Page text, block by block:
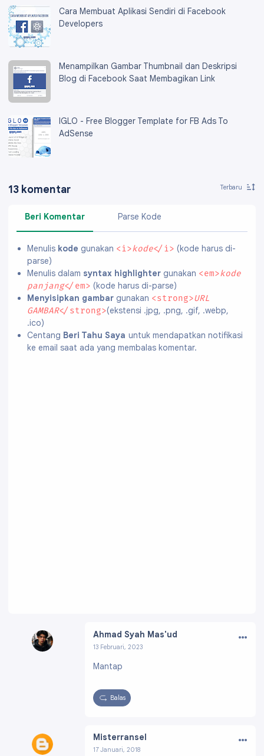
Cara Membuat Aplikasi Sendiri di Facebook
Developers
Menampilkan Gambar Thumbnail dan Deskripsi
Blog di Facebook Saat Membagikan Link
IGLO - Free Blogger Template for FB Ads To
AdSense
13 komentar
Beri Komentar Parse Kode
Menulis kode gunakan <i>kode</i> (kode harus di-
parse)
Menulis dalam syntax highlightergunakan <em>kode
panjang</em> (kode harus di-parse)
Menyisipkan gambargunakan <strong>URL
GAMBAR</strong>(ekstensi .jpg, .png, .gif, .webp,
.ico)
Centang Beri Tahu Saya untuk mendapatkan notifikasi
ke email saat ada yang membalas komentar.
Ahmad Syah Mas'ud
13 Februari, 2023
3282183553642554
…
Mantap
Balas
Misterransel
17 Januari, 2018
…